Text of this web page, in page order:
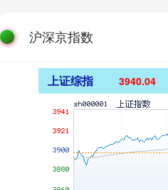
沪深京指数
上证综指 3940.04